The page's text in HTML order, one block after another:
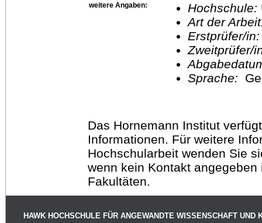
weitere Angaben: Hochschule:
Art der
Erstprüfer/
Sprache:
Das Hornemann Institut
Informationen. Für weitere
Hochschularbeit wenden Sie
wenn kein Kontakt
Fakultäten.
HAWK HOCHSCHULE FÜR ANGEWANDTE WISSENSCHAFT UND